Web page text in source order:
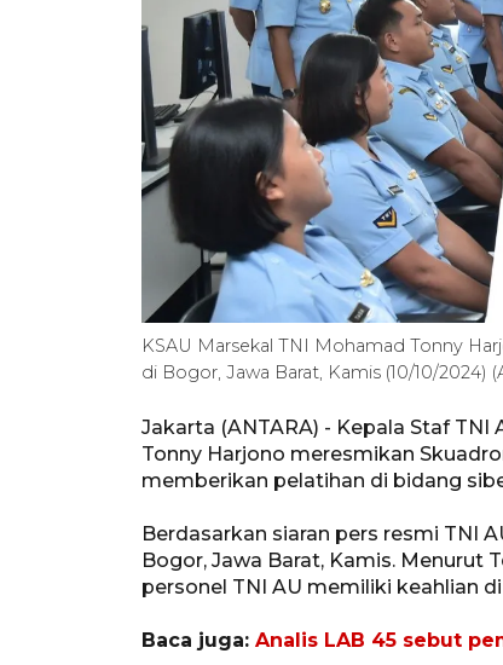
KSAU Marsekal TNI Mohamad Tonny
di Bogor, Jawa Barat, Kamis (10/10/2024)
Jakarta (ANTARA) - Kepala Staf
Tonny Harjono meresmikan
memberikan pelatihan di bidang
Berdasarkan siaran pers resmi TNI
Bogor, Jawa Barat, Kamis. Menurut
personel TNI AU memiliki keahlian
Baca juga: Analis LAB 45 sebut